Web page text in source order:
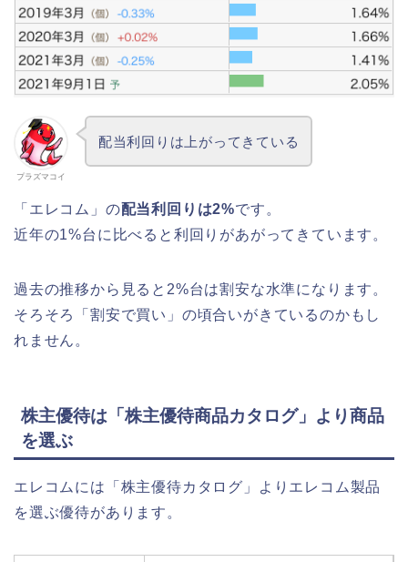
プラズマコイ
配当利回りは上がってきている
「エレコム」の配当利回りは2%です。
近年の1%台に比べると利回りがあがってきています。
過去の推移から見ると2%台は割安な水準になります。
そろそろ「割安で買い」の頃合いがきているのかもし
れません。
株主優待は「株主優待商品カタログ」より商品
を選ぶ
エレコムには「株主優待カタログ」よりエレコム製品
を選ぶ優待があります。